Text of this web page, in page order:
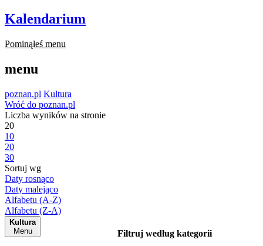
Kalendarium
Pominąłeś menu
menu
poznan.pl Kultura
Wróć do poznan.pl
Liczba wyników na stronie
20
10
20
30
Sortuj wg
Daty rosnąco
Daty malejąco
Alfabetu (A-Z)
Alfabetu (Z-A)
Kultura
Menu
Filtruj według kategorii